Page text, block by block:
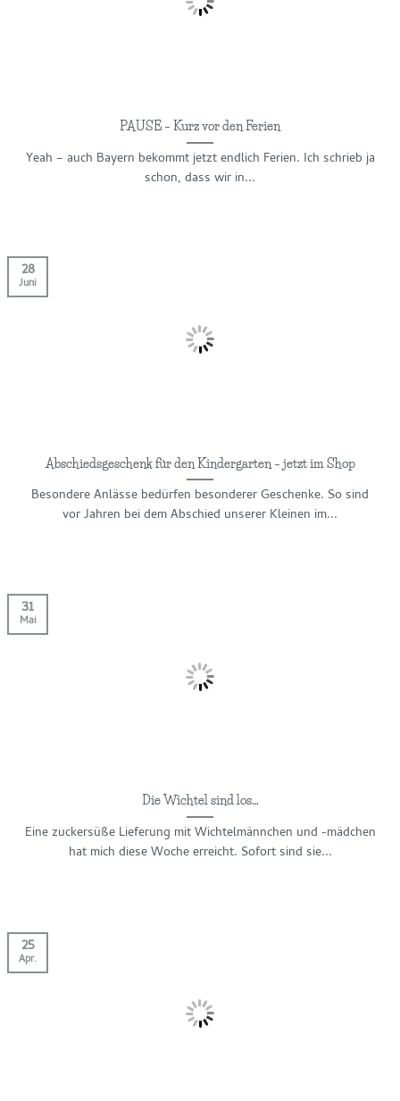
PAUSE – Kurz vor den Ferien
Yeah – auch Bayern bekommt jetzt endlich Ferien. Ich schrieb ja
schon, dass wir in...
Abschiedsgeschenk für den Kindergarten – jetzt im Shop
Besondere Anlässe bedürfen besonderer Geschenke. So sind
vor Jahren bei dem Abschied unserer Kleinen im...
28
Juni
Die Wichtel sind los…
Eine zuckersüße Lieferung mit Wichtelmännchen und -mädchen
hat mich diese Woche erreicht. Sofort sind sie...
31
Mai
25
Apr.